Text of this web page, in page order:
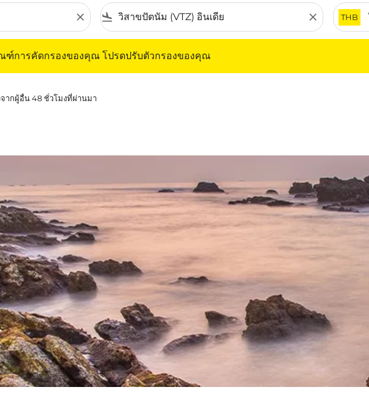
close flight_land close THB
ฑ์การคัดกรองของคุณ โปรดปรับตัวกรองของคุณ
ากผู้อื่น 48 ชั่วโมงที่ผ่านมา